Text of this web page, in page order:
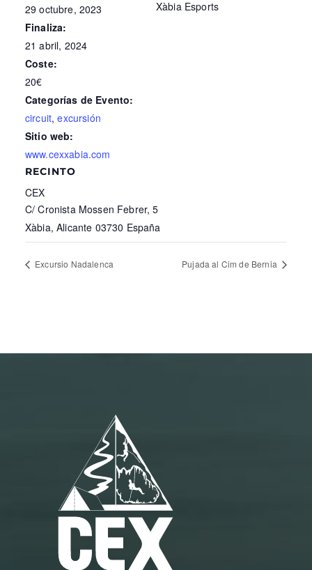
29 octubre, 2023
Finaliza:
21 abril, 2024
Coste:
20€
Categorías de Evento:
circuit,excursión
Sitio web:
www.cexxabia.com
RECINTO
CEX
C/ Cronista Mossen Febrer, 5
Xàbia, Alicante 03730 España
Xàbia Esports
Excursio Nadalenca Pujada al Cim de Bernia